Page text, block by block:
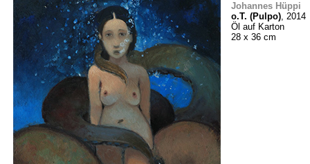
Johannes Hüppi
o.T. (Pulpo), 2014
Öl auf Karton
28 x 36 cm